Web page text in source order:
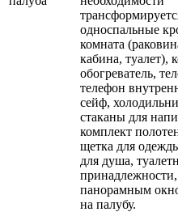
односпальные
комната
кабина, туалет),
обогреватель,
телефон
сейф,
стаканы для
комплект
щетка для
для душа,
принадлежности,
панорамным
на палубу.